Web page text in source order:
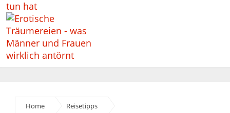
Home Reisetipps